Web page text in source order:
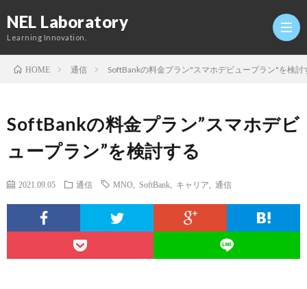
NEL Laboratory
Learning Innovation.
HOME 通信 SoftBankの料金プラン"スマホデビュープラン"を検討
SoftBankの料金プラン”スマホデビ
ュープラン”を検討する
2021.09.05 通信 MNO SoftBank キャリア 通信